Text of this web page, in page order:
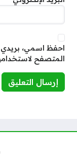
احفظ اسمي، بريدي
المتصفح